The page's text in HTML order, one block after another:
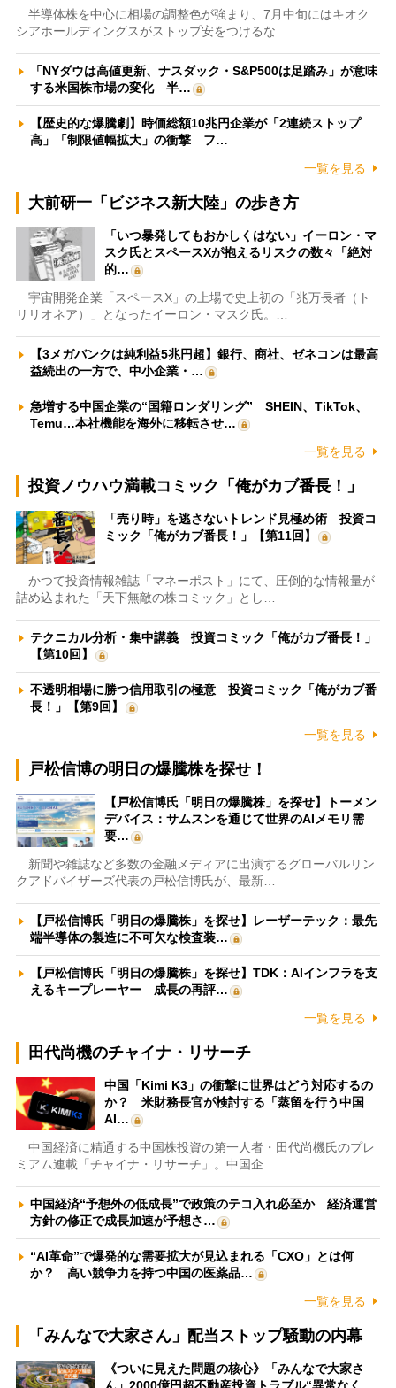
半導体株を中心に相場の調整色が強まり、7月中旬にはキオク
シアホールディングスがストップ安をつけるな…
「NYダウは高値更新、ナスダック・S&P500は足踏み」が意味
する米国株市場の変化 半…
【歴史的な爆騰劇】時価総額10兆円企業が「2連続ストップ
高」「制限値幅拡大」の衝撃 フ…
一覧を見る
大前研一「ビジネス新大陸」の歩き方
「いつ暴発してもおかしくはない」イーロン・マ
スク氏とスペースXが抱えるリスクの数々「絶対
的…
宇宙開発企業「スペースX」の上場で史上初の「兆万長者（ト
リリオネア）」となったイーロン・マスク氏。…
【3メガバンクは純利益5兆円超】銀行、商社、ゼネコンは最高
益続出の一方で、中小企業・…
急増する中国企業の“国籍ロンダリング” SHEIN、TikTok、
Temu…本社機能を海外に移転させ…
一覧を見る
投資ノウハウ満載コミック「俺がカブ番長！」
「売り時」を逃さないトレンド見極め術 投資コ
ミック「俺がカブ番長！」【第11回】
かつて投資情報雑誌「マネーポスト」にて、圧倒的な情報量が
詰め込まれた「天下無敵の株コミック」とし…
テクニカル分析・集中講義 投資コミック「俺がカブ番長！」
【第10回】
不透明相場に勝つ信用取引の極意 投資コミック「俺がカブ番
長！」【第9回】
一覧を見る
戸松信博の明日の爆騰株を探せ！
【戸松信博氏「明日の爆騰株」を探せ】トーメン
デバイス：サムスンを通じて世界のAIメモリ需
要…
新聞や雑誌など多数の金融メディアに出演するグローバルリン
クアドバイザーズ代表の戸松信博氏が、最新…
【戸松信博氏「明日の爆騰株」を探せ】レーザーテック：最先
端半導体の製造に不可欠な検査装…
【戸松信博氏「明日の爆騰株」を探せ】TDK：AIインフラを支
えるキープレーヤー 成長の再評…
一覧を見る
田代尚機のチャイナ・リサーチ
中国「Kimi K3」の衝撃に世界はどう対応するの
か？ 米財務長官が検討する「蒸留を行う中国
AI…
中国経済に精通する中国株投資の第一人者・田代尚機氏のプレ
ミアム連載「チャイナ・リサーチ」。中国企…
中国経済“予想外の低成長”で政策のテコ入れ必至か 経済運営
方針の修正で成長加速が予想さ…
“AI革命”で爆発的な需要拡大が見込まれる「CXO」とは何
か？ 高い競争力を持つ中国の医薬品…
一覧を見る
「みんなで大家さん」配当ストップ騒動の内幕
《ついに見えた問題の核心》「みんなで大家さ